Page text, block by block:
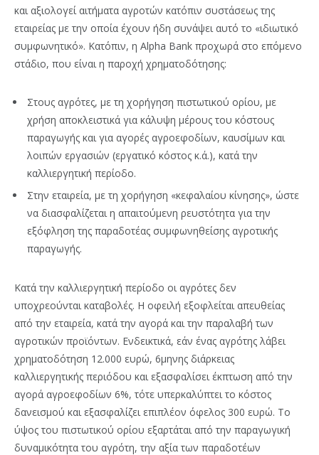
και αξιολογεί αιτήματα αγροτών κατόπιν συστάσεως της
εταιρείας με την οποία έχουν ήδη συνάψει αυτό το «ιδιωτικό
συμφωνητικό». Κατόπιν, η Alpha Bank προχωρά στο επόμενο
στάδιο, που είναι η παροχή χρηματοδότησης:
Στους αγρότες, με τη χορήγηση πιστωτικού ορίου, με
χρήση αποκλειστικά για κάλυψη μέρους του κόστους
παραγωγής και για αγορές αγροεφοδίων, καυσίμων και
λοιπών εργασιών (εργατικό κόστος κ.ά.), κατά την
καλλιεργητική περίοδο.
Στην εταιρεία, με τη χορήγηση «κεφαλαίου κίνησης», ώστε
να διασφαλίζεται η απαιτούμενη ρευστότητα για την
εξόφληση της παραδοτέας συμφωνηθείσης αγροτικής
παραγωγής.
Κατά την καλλιεργητική περίοδο οι αγρότες δεν
υποχρεούνται καταβολές. Η οφειλή εξοφλείται απευθείας
από την εταιρεία, κατά την αγορά και την παραλαβή των
αγροτικών προϊόντων. Ενδεικτικά, εάν ένας αγρότης λάβει
χρηματοδότηση 12.000 ευρώ, 6μηνης διάρκειας
καλλιεργητικής περιόδου και εξασφαλίσει έκπτωση από την
αγορά αγροεφοδίων 6%, τότε υπερκαλύπτει το κόστος
δανεισμού και εξασφαλίζει επιπλέον όφελος 300 ευρώ. Το
ύψος του πιστωτικού ορίου εξαρτάται από την παραγωγική
δυναμικότητα του αγρότη, την αξία των παραδοτέων